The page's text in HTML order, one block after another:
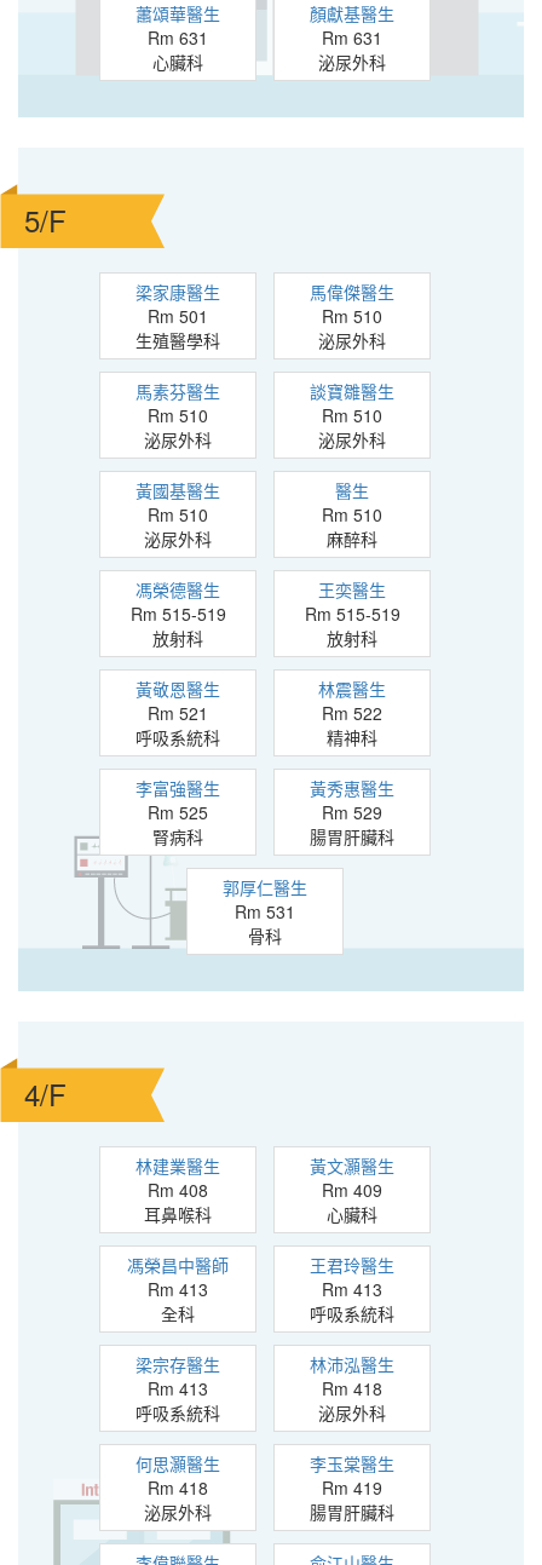
蕭頌華醫生
Rm 631
心臟科
顏獻基醫生
Rm 631
泌尿外科
5/F
梁家康醫生
Rm 501
生殖醫學科
馬偉傑醫生
Rm 510
泌尿外科
馬素芬醫生
Rm 510
泌尿外科
談寶雛醫生
Rm 510
泌尿外科
黃國基醫生
Rm 510
泌尿外科
醫生
Rm 510
麻醉科
馮榮德醫生
Rm 515-519
放射科
王奕醫生
Rm 515-519
放射科
黃敬恩醫生
Rm 521
呼吸系統科
林震醫生
Rm 522
精神科
李富強醫生
Rm 525
腎病科
黃秀惠醫生
Rm 529
腸胃肝臟科
郭厚仁醫生
Rm 531
骨科
4/F
林建業醫生
Rm 408
耳鼻喉科
黃文灝醫生
Rm 409
心臟科
馮榮昌中醫師
Rm 413
全科
王君玲醫生
Rm 413
呼吸系統科
梁宗存醫生
Rm 413
呼吸系統科
林沛泓醫生
Rm 418
泌尿外科
何思灝醫生
Rm 418
泌尿外科
李玉棠醫生
Rm 419
腸胃肝臟科